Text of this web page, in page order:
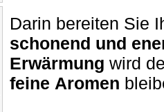
Darin bereiten Sie
schonend und
Erwärmung wird
feine Aromen